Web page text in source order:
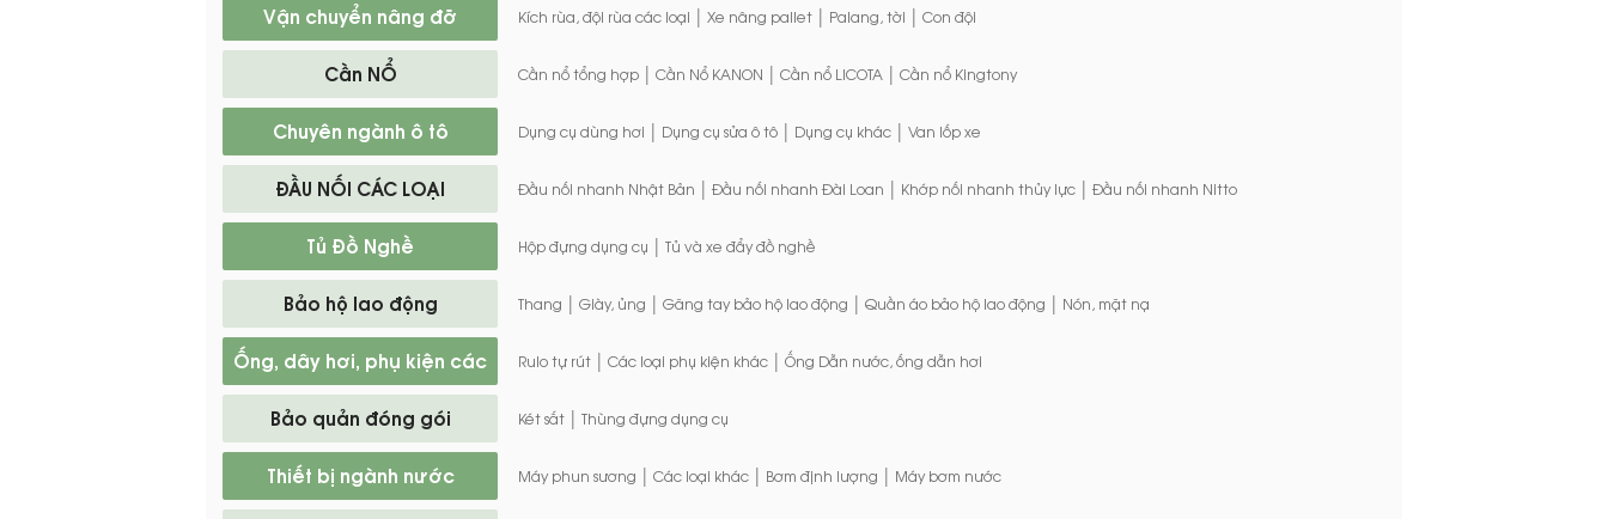
Vận chuyển nâng đỡ Kích rùa, đội rùa các loại | Xe nâng pallet | Palang, tời | Con đội
Cần NỔ Cần nổ tổng hợp | Cần Nổ KANON | Cần nổ LICOTA | Cần nổ Kingtony
Chuyên ngành ô tô Dụng cụ dùng hơi | Dụng cụ sửa ô tô | Dụng cụ khác | Van lốp xe
ĐẦU NỐI CÁC LOẠI Đầu nối nhanh Nhật Bản | Đầu nối nhanh Đài Loan | Khớp nối nhanh thủy lực | Đầu nối nhanh Nitto
Tủ Đồ Nghề Hộp đựng dụng cụ | Tủ và xe đẩy đồ nghề
Bảo hộ lao động Thang | Giày, ủng | Găng tay bảo hộ lao động | Quần áo bảo hộ lao động | Nón, mặt nạ
Ống, dây hơi, phụ kiện các
loại
Rulo tự rút | Các loại phụ kiện khác | Ống Dẫn nước, ống dẫn hơi
Bảo quản đóng gói Két sắt | Thùng đựng dụng cụ
Thiết bị ngành nước Máy phun sương | Các loại khác | Bơm định lượng | Máy bơm nước